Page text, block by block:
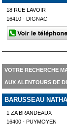
18 RUE LAVOIR
16410 - DIGNAC
VOTRE RECHERCHE
AUX ALENTOURS DE
BARUSSEAU
1 ZA BRANDEAUX
16400 - PUYMOYEN